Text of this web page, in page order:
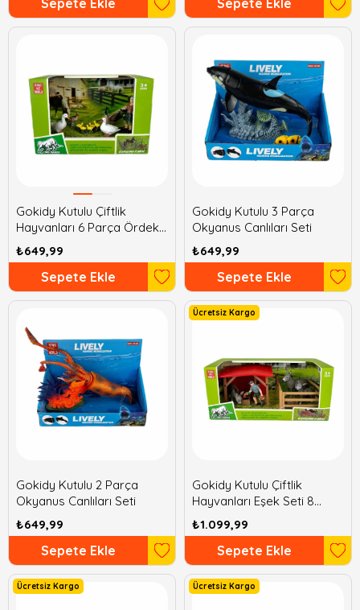
Sepete Ekle Sepete Ekle
Gokidy Kutulu Çiftlik
Hayvanları 6 Parça Ördek
Seti
₺649,99
Sepete Ekle
Gokidy Kutulu 3 Parça
Okyanus Canlıları Seti
₺649,99
Sepete Ekle
Gokidy Kutulu 2 Parça
Okyanus Canlıları Seti
₺649,99
Sepete Ekle
Gokidy Kutulu Çiftlik
Hayvanları Eşek Seti 8
Parça
₺1.099,99
Ücretsiz Kargo
Sepete Ekle
Ücretsiz Kargo Ücretsiz Kargo